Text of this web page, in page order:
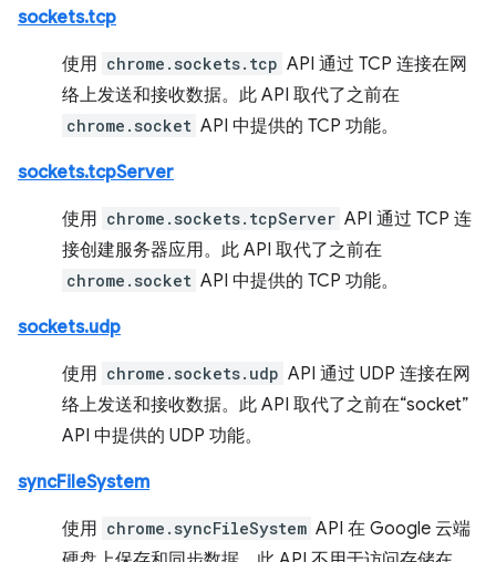
sockets.tcp
使用 chrome.sockets.tcp API 通过 TCP 连接在网
络上发送和接收数据。此 API 取代了之前在
chrome.socket API 中提供的 TCP 功能。
sockets.tcpServer
使用 chrome.sockets.tcpServer API 通过 TCP 连
接创建服务器应用。此 API 取代了之前在
chrome.socket API 中提供的 TCP 功能。
sockets.udp
使用 chrome.sockets.udp API 通过 UDP 连接在网
络上发送和接收数据。此 API 取代了之前在“socket”
API 中提供的 UDP 功能。
syncFileSystem
使用 chrome.syncFileSystem API 在 Google 云端